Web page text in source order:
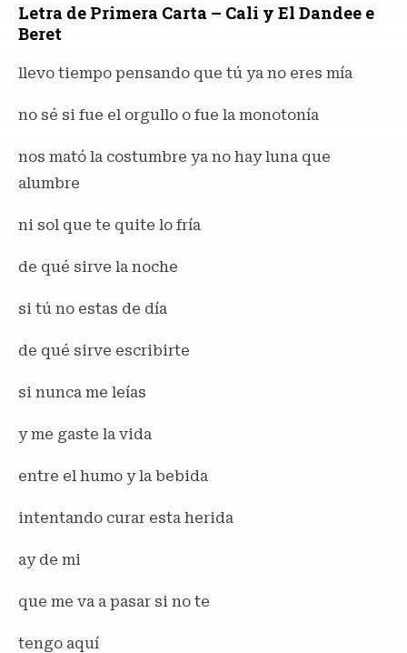
Letra de Primera Carta – Cali y El Dandee e
Beret
llevo tiempo pensando que tú ya no eres mía
no sé si fue el orgullo o fue la monotonía
nos mató la costumbre ya no hay luna que
alumbre
ni sol que te quite lo fría
de qué sirve la noche
si tú no estas de día
de qué sirve escribirte
si nunca me leías
y me gaste la vida
entre el humo y la bebida
intentando curar esta herida
ay de mi
que me va a pasar si no te
tengo aquí